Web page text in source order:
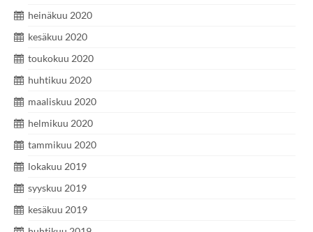
heinäkuu 2020
kesäkuu 2020
toukokuu 2020
huhtikuu 2020
maaliskuu 2020
helmikuu 2020
tammikuu 2020
lokakuu 2019
syyskuu 2019
kesäkuu 2019